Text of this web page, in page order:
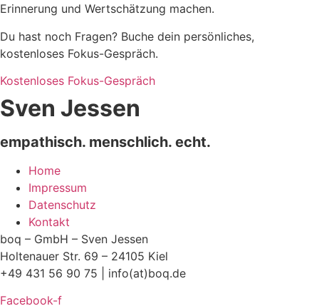
Erinnerung und Wertschätzung machen.
Du hast noch Fragen? Buche dein persönliches,
kostenloses Fokus-Gespräch.
Kostenloses Fokus-Gespräch
Sven Jessen
empathisch. menschlich. echt.
Home
Impressum
Datenschutz
Kontakt
boq – GmbH – Sven Jessen
Holtenauer Str. 69 – 24105 Kiel
+49 431 56 90 75 | info(at)boq.de
Facebook-f